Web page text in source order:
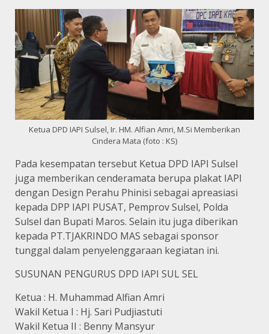
Ketua DPD IAPI Sulsel, Ir. HM. Alfian Amri, M.Si Memberikan
Cindera Mata (foto : KS)
Pada kesempatan tersebut Ketua DPD IAPI Sulsel
juga memberikan cenderamata berupa plakat IAPI
dengan Design Perahu Phinisi sebagai apreasiasi
kepada DPP IAPI PUSAT, Pemprov Sulsel, Polda
Sulsel dan Bupati Maros. Selain itu juga diberikan
kepada PT.TJAKRINDO MAS sebagai sponsor
tunggal dalam penyelenggaraan kegiatan ini.
SUSUNAN PENGURUS DPD IAPI SUL SEL
Ketua : H. Muhammad Alfian Amri
Wakil Ketua I : Hj. Sari Pudjiastuti
Wakil Ketua II : Benny Mansyur